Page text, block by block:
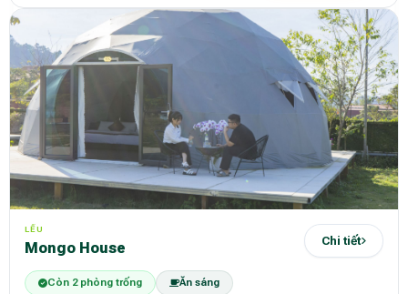
LỀU
Mongo House Chi tiết
Còn 2 phòng trống Ăn sáng